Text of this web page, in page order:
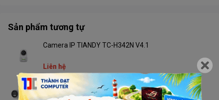
Sản phẩm tương tự
Camera IP TIANDY TC-H342N V4.1
Liên hệ
Camera TIANDY TC-C32RN V4.2 Wifi